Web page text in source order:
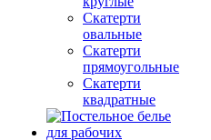
Скатерти
овальные
Скатерти
прямоугольные
Скатерти
квадратные